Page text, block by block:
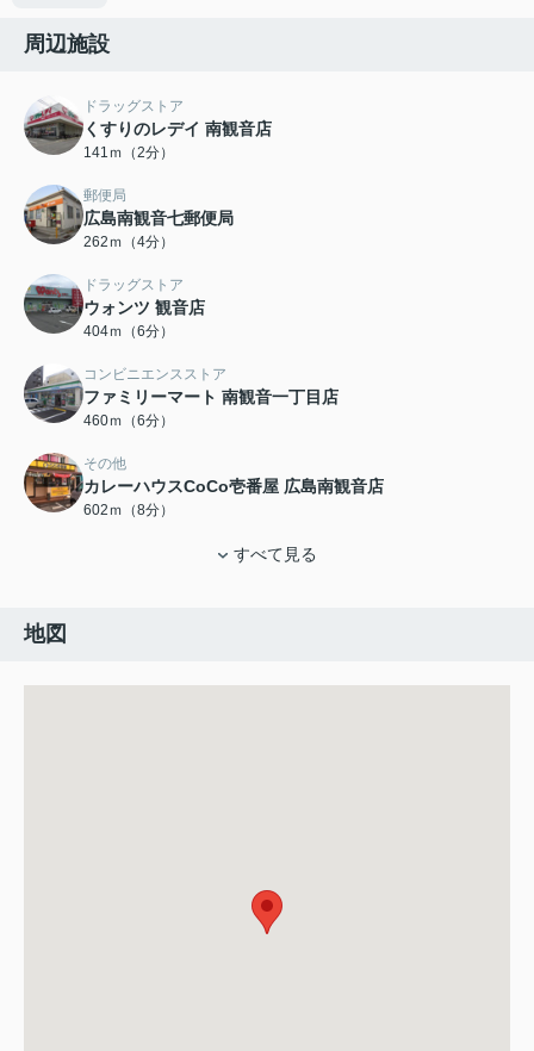
周辺施設
ドラッグストア
くすりのレデイ 南観音店
141ｍ（2分）
郵便局
広島南観音七郵便局
262ｍ（4分）
ドラッグストア
ウォンツ 観音店
404ｍ（6分）
コンビニエンスストア
ファミリーマート 南観音一丁目店
460ｍ（6分）
その他
カレーハウスCoCo壱番屋 広島南観音店
602ｍ（8分）
すべて見る
地図